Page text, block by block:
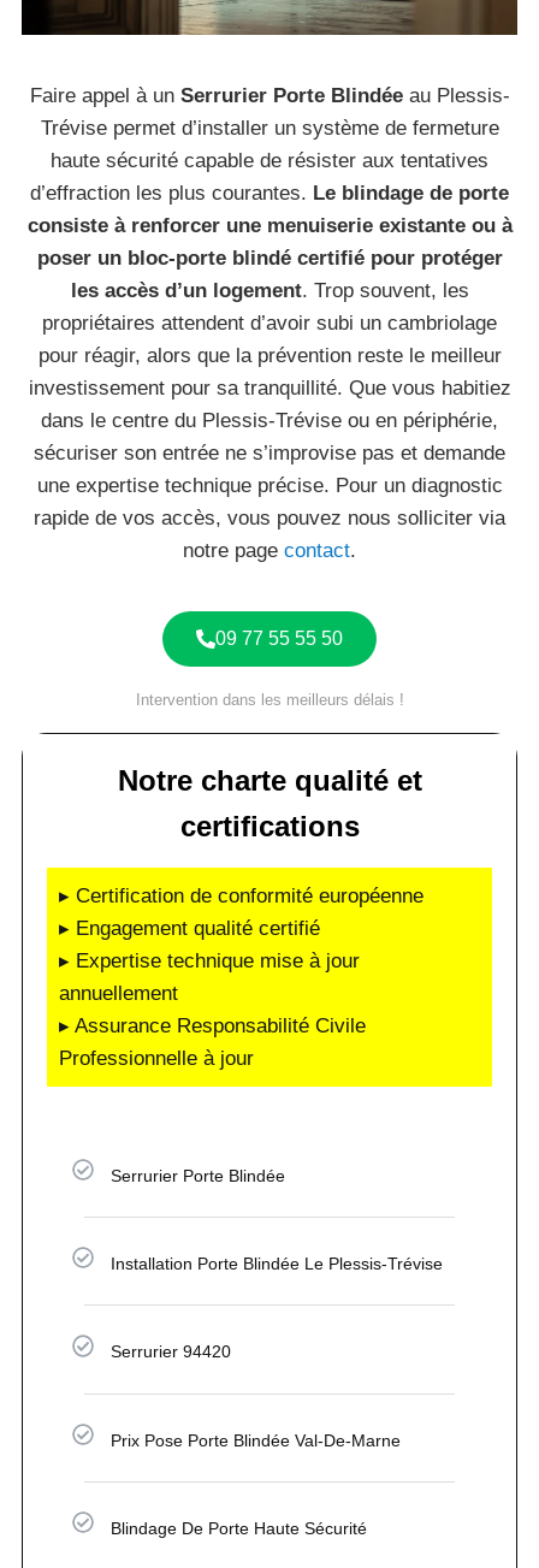
Faire appel à un Serrurier Porte Blindéeau Plessis-
Trévise permet d’installer un système de fermeture
haute sécurité capable de résister aux tentatives
d’effraction les plus courantes. Le blindage de porte
consiste à renforcer une menuiserie existante ou à
poser un bloc-porte blindé certifié pour protéger
les accès d’un logement. Trop souvent, les
propriétaires attendent d’avoir subi un cambriolage
pour réagir, alors que la prévention reste le meilleur
investissement pour sa tranquillité. Que vous habitiez
dans le centre du Plessis-Trévise ou en périphérie,
sécuriser son entrée ne s’improvise pas et demande
une expertise technique précise. Pour un diagnostic
rapide de vos accès, vous pouvez nous solliciter via
notre page contact.
09 77 55 55 50
Intervention dans les meilleurs délais !
Notre charte qualité et
certifications
▸ Certification de conformité européenne
▸ Engagement qualité certifié
▸ Expertise technique mise à jour
annuellement
▸ Assurance Responsabilité Civile
Professionnelle à jour
Serrurier Porte Blindée
Installation Porte Blindée Le Plessis-Trévise
Serrurier 94420
Prix Pose Porte Blindée Val-De-Marne
Blindage De Porte Haute Sécurité